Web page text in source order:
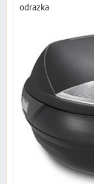
odrazka